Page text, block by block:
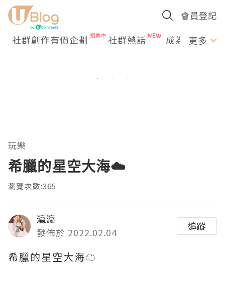
會員登記
社群創作有價企劃 社群熱話 成為U更多
玩樂
希臘的星空大海☁️
瀏覽次數:365
瀛瀛
發佈於 2022.02.04
追蹤
希臘的星空大海☁️ ​​​​